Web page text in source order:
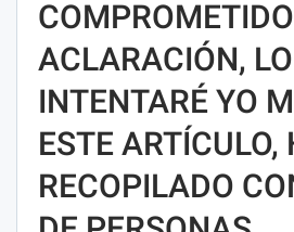
ACLARACIÓN, LO
INTENTARÉ YO
ESTE ARTÍCULO,
RECOPILADO